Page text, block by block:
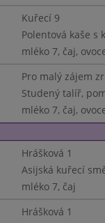
Kuřecí 9
Polentová kaše s
mléko 7, čaj,
Pro malý zájem
Studený talíř,
mléko 7, čaj,
Hrášková 1
Asijská kuřecí
mléko 7, čaj
Hrášková 1